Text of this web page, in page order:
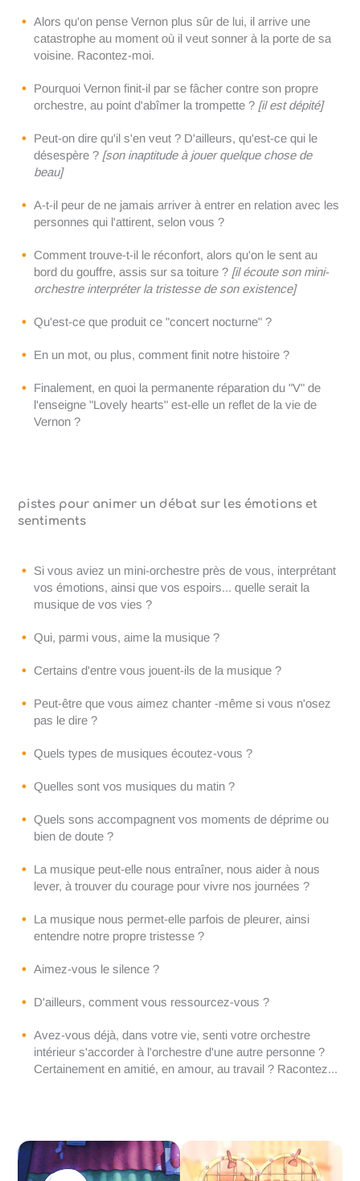
Alors qu'on pense Vernon plus sûr de lui, il arrive une
catastrophe au moment où il veut sonner à la porte de sa
voisine. Racontez-moi.
Pourquoi Vernon finit-il par se fâcher contre son propre
orchestre, au point d'abîmer la trompette ? [il est dépité]
Peut-on dire qu'il s'en veut ? D'ailleurs, qu'est-ce qui le
désespère ? [son inaptitude à jouer quelque chose de
beau]
A-t-il peur de ne jamais arriver à entrer en relation avec les
personnes qui l'attirent, selon vous ?
Comment trouve-t-il le réconfort, alors qu'on le sent au
bord du gouffre, assis sur sa toiture ? [il écoute son mini-
orchestre interpréter la tristesse de son existence]
Qu'est-ce que produit ce "concert nocturne" ?
En un mot, ou plus, comment finit notre histoire ?
Finalement, en quoi la permanente réparation du "V" de
l'enseigne "Lovely hearts" est-elle un reflet de la vie de
Vernon ?
pistes pour animer un débat sur les émotions et
sentiments
Si vous aviez un mini-orchestre près de vous, interprétant
vos émotions, ainsi que vos espoirs... quelle serait la
musique de vos vies ?
Qui, parmi vous, aime la musique ?
Certains d'entre vous jouent-ils de la musique ?
Peut-être que vous aimez chanter -même si vous n'osez
pas le dire ?
Quels types de musiques écoutez-vous ?
Quelles sont vos musiques du matin ?
Quels sons accompagnent vos moments de déprime ou
bien de doute ?
La musique peut-elle nous entraîner, nous aider à nous
lever, à trouver du courage pour vivre nos journées ?
La musique nous permet-elle parfois de pleurer, ainsi
entendre notre propre tristesse ?
Aimez-vous le silence ?
D'ailleurs, comment vous ressourcez-vous ?
Avez-vous déjà, dans votre vie, senti votre orchestre
intérieur s'accorder à l'orchestre d'une autre personne ?
Certainement en amitié, en amour, au travail ? Racontez...